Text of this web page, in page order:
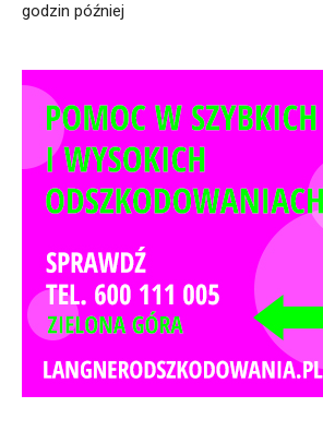
godzin później